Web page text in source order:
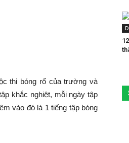
thi bóng rổ của trường và
khắc nghiệt, mỗi ngày tập
vào đó là 1 tiếng tập bóng